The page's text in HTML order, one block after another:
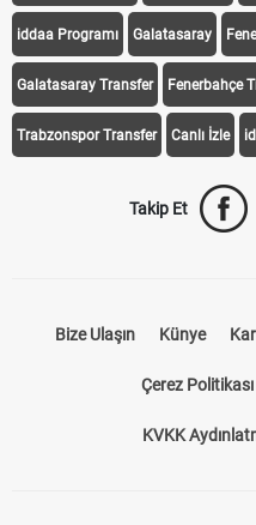
iddaa Programı Galatasaray
Galatasaray Transfer Fenerbahçe
Trabzonspor Transfer Canlı İzle
Takip Et
Bize Ulaşın Künye
Çerez Politikası
KVKK